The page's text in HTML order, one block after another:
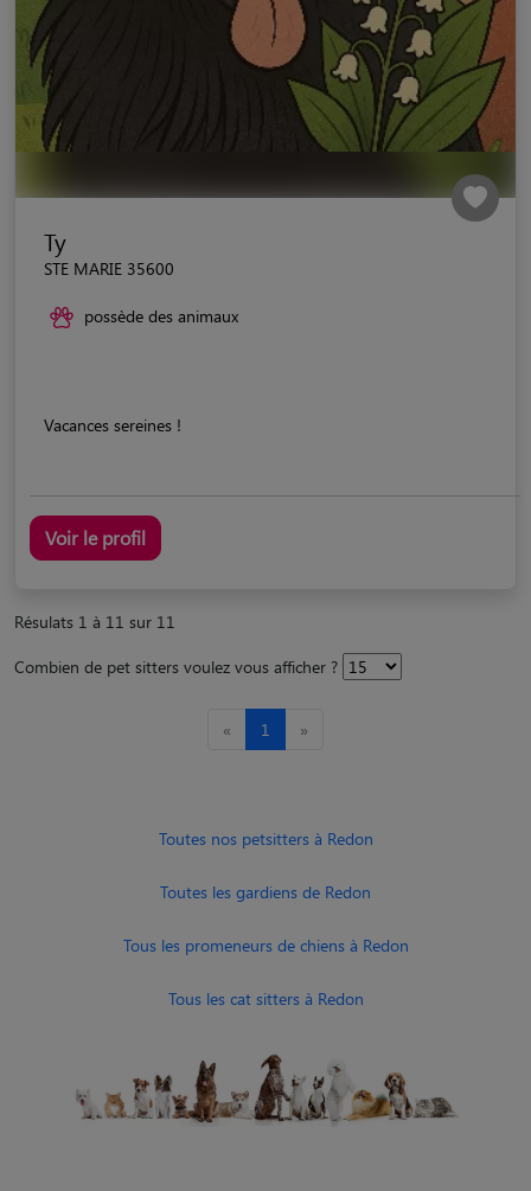
Ty
STE MARIE 35600
possède des animaux
Vacances sereines !
Voir le profil
Résulats 1 à 11 sur 11
Combien de pet sitters voulez vous afficher ?
« 1 »
Toutes nos petsitters à Redon
Toutes les gardiens de Redon
Tous les promeneurs de chiens à Redon
Tous les cat sitters à Redon